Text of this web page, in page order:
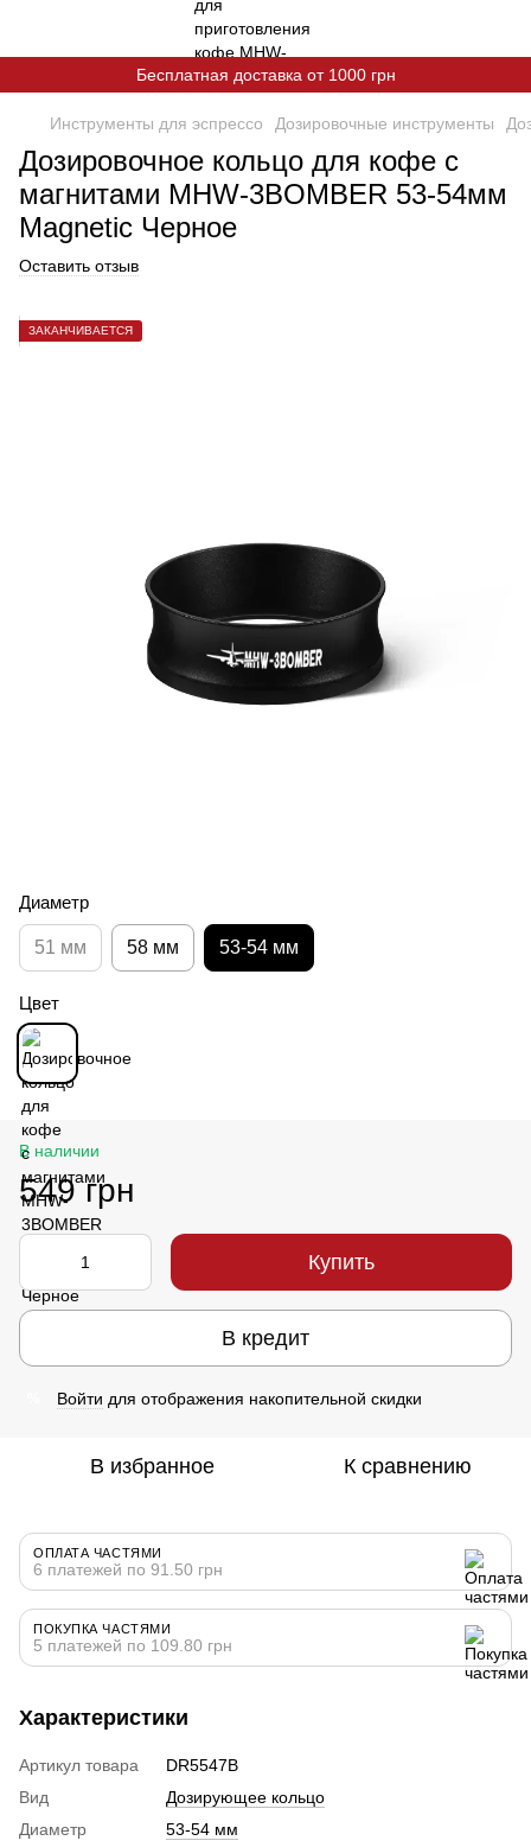
Бесплатная доставка от 1000 грн
Инструменты для эспрессо Дозировочные инструменты
Дозировочное кольцо для кофе с
магнитами MHW-3BOMBER 53-54мм
Magnetic Черное
Оставить отзыв
ЗАКАНЧИВАЕТСЯ
Диаметр
51 мм 58 мм 53-54 мм
Цвет
В наличии
549 грн
Купить
В кредит
Войти для отображения накопительной скидки
В избранное К сравнению
ОПЛАТА ЧАСТЯМИ
6 платежей по 91.50 грн
ПОКУПКА ЧАСТЯМИ
5 платежей по 109.80 грн
Характеристики
Артикул товара
DR5547B
Вид
Дозирующее кольцо
Диаметр
53-54 мм